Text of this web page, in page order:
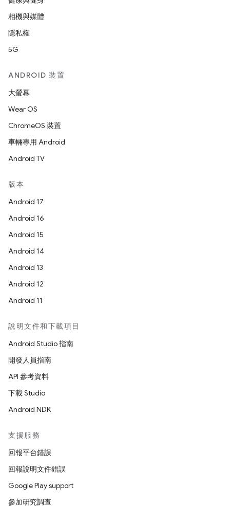
相機與媒體
隱私權
5G
ANDROID 裝置
大螢幕
Wear OS
ChromeOS 裝置
車輛專用 Android
Android TV
版本
Android 17
Android 16
Android 15
Android 14
Android 13
Android 12
Android 11
說明文件和下載項目
Android Studio 指南
開發人員指南
API 參考資料
下載 Studio
Android NDK
支援服務
回報平台錯誤
回報說明文件錯誤
Google Play support
參加研究調查